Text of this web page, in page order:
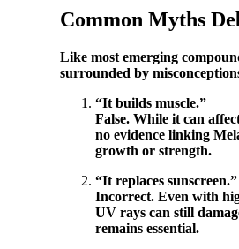
Common Myths
Like most emerging
surrounded by
“It builds muscle.”
False. While it can
no evidence linking
growth or strength.
“It replaces sunscreen.”
Incorrect. Even with
UV rays can still
remains essential.